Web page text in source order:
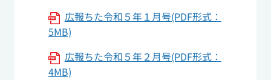
広報ちた令和５年１月号(PDF形式：
5MB)
広報ちた令和５年２月号(PDF形式：
4MB)